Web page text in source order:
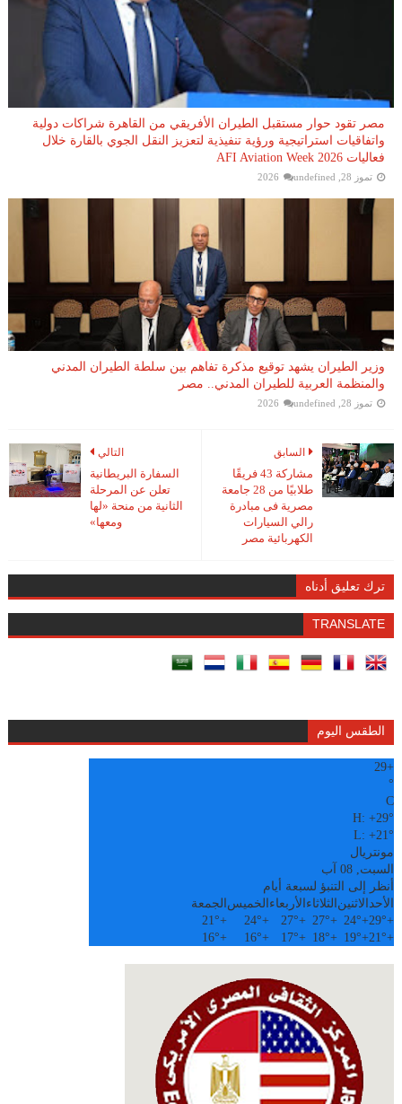
مصر تقود حوار مستقبل الطيران الأفريقي من القاهرة شراكات دولية
واتفاقيات استراتيجية ورؤية تنفيذية لتعزيز النقل الجوي بالقارة خلال
فعاليات AFI Aviation Week 2026
تموز 28, 2026 undefined
وزير الطيران يشهد توقيع مذكرة تفاهم بين سلطة الطيران المدني
والمنظمة العربية للطيران المدني.. مصر
تموز 28, 2026 undefined
التالي
السفارة البريطانية
تعلن عن المرحلة
الثانية من منحة «لها
ومعها»
السابق
مشاركة 43 فريقًا
طلابيًا من 28 جامعة
مصرية فى مبادرة
رالي السيارات
الكهربائية مصر
ترك تعليق أدناه
TRANSLATE
الطقس اليوم
+
29
°
C
H:+29°
L:+21°
مونتريال
السبت, 08 آب
أنظر إلى التنبؤ لسبعة أيام
الأحدالاثنين الثلاثاء الأربعاء الخميس الجمعة
+
29°
+
24°
+
27°
+
27°
+
24°
+
21°
+
21°
+
19°
+
18°
+
17°
+
16°
+
16°